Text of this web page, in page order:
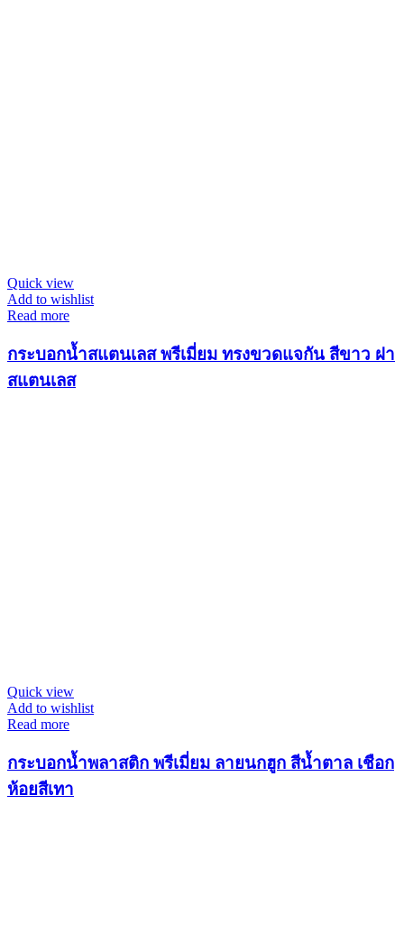
Quick view
Add to wishlist
Read more
กระบอกน้ำสแตนเลส พรีเมี่ยม ทรงขวดแจกัน สีขาว ฝา
สแตนเลส
Quick view
Add to wishlist
Read more
กระบอกน้ำพลาสติก พรีเมี่ยม ลายนกฮูก สีน้ำตาล เชือก
ห้อยสีเทา